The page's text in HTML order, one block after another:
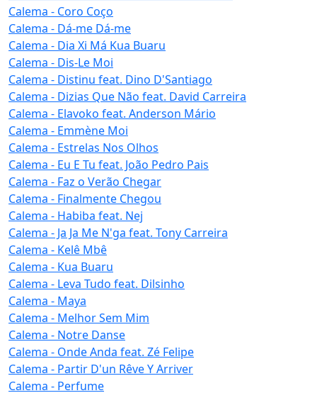
Calema - Coro Coço
Calema - Dá-me Dá-me
Calema - Dia Xi Má Kua Buaru
Calema - Dis-Le Moi
Calema - Distinu feat. Dino D'Santiago
Calema - Dizias Que Não feat. David Carreira
Calema - Elavoko feat. Anderson Mário
Calema - Emmène Moi
Calema - Estrelas Nos Olhos
Calema - Eu E Tu feat. João Pedro Pais
Calema - Faz o Verão Chegar
Calema - Finalmente Chegou
Calema - Habiba feat. Nej
Calema - Ja Ja Me N'ga feat. Tony Carreira
Calema - Kelê Mbê
Calema - Kua Buaru
Calema - Leva Tudo feat. Dilsinho
Calema - Maya
Calema - Melhor Sem Mim
Calema - Notre Danse
Calema - Onde Anda feat. Zé Felipe
Calema - Partir D'un Rêve Y Arriver
Calema - Perfume